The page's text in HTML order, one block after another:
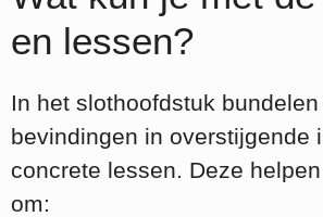
en lessen?
In het slothoofdstuk
bevindingen in overstijgende
concrete lessen. Deze
om: